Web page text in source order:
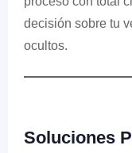
decisión sobre tu
ocultos.
Soluciones